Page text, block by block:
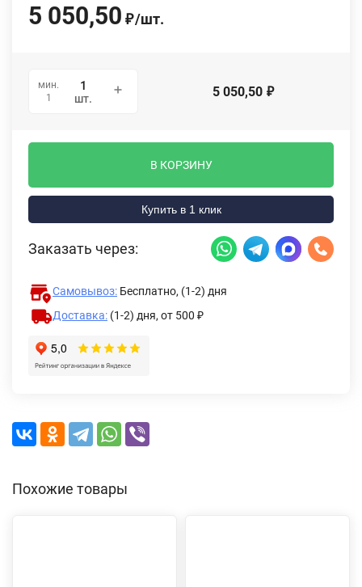
5 050,50 ₽/шт.
мин.
1
шт. 5 050,50 ₽
В КОРЗИНУ
Купить в 1 клик
Заказать через:
Самовывоз: Бесплатно, (1-2) дня
Доставка: (1-2) дня, от 500 ₽
Похожие товары